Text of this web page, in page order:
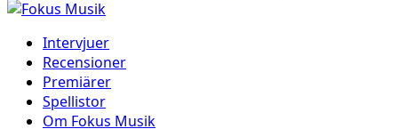
Intervjuer
Recensioner
Premiärer
Spellistor
Om Fokus Musik